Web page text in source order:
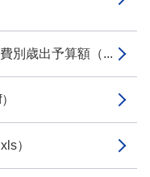
別歳出予算額（...
）